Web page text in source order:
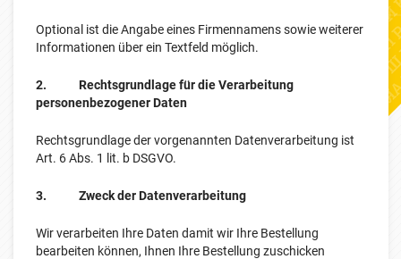
Optional ist die Angabe eines Firmennamens sowie weiterer
Informationen über ein Textfeld möglich.
2. Rechtsgrundlage für die Verarbeitung
personenbezogener Daten
Rechtsgrundlage der vorgenannten Datenverarbeitung ist
Art. 6 Abs. 1 lit. b DSGVO.
3. Zweck der Datenverarbeitung
Wir verarbeiten Ihre Daten damit wir Ihre Bestellung
bearbeiten können, Ihnen Ihre Bestellung zuschicken